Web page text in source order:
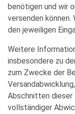
benötigen und wir
versenden können.
den jeweiligen
Weitere
insbesondere zu
zum Zwecke der
Abschnitten dieser
vollständiger